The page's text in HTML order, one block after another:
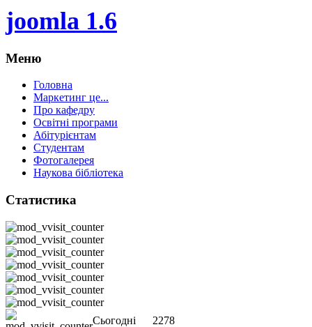
joomla 1.6
Меню
Головна
Маркетинг це...
Про кафедру
Освітні програми
Абітурієнтам
Студентам
Фотогалерея
Наукова бібліотека
Статистика
Сьогодні
2278